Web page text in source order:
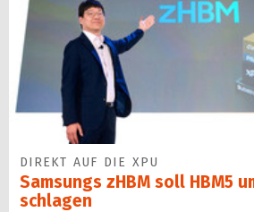
DIREKT AUF DIE XPU
Samsungs zHBM soll HBM5
schlagen